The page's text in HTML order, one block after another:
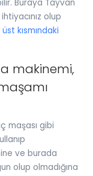
Buraya Tayvan
olup
kısmındaki
makinemi,
maşası gibi
ve burada
olup olmadığına